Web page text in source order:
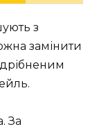
з
замінити
За